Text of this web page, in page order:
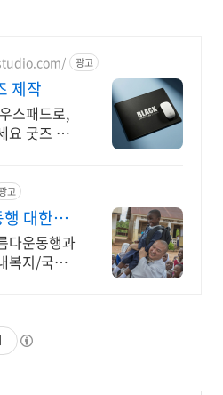
광고
제작
스패드로,
요 굿즈 제
고
대한불
관
다운동행과
복지/국제